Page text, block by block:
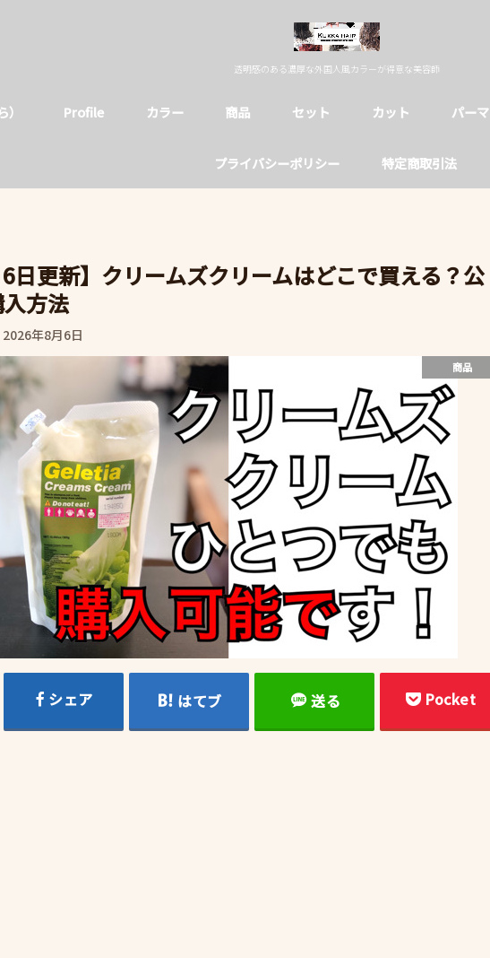
透明感のある濃厚な外国人風カラーが得意な美容師
Profile カラー 商品 セット カット パーマ
プライバシーポリシー 特定商取引法
6日更新】クリームズクリームはどこで買える？公
方法
2026年8月6日
商品
シェア はてブ 送る Pocket